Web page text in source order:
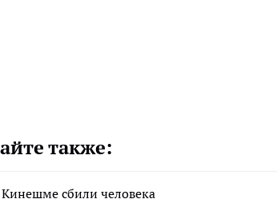
также:
сбили человека